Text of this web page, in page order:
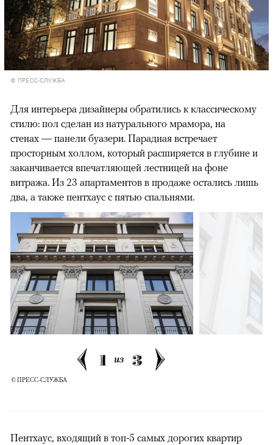
© ПРЕСС-СЛУЖБА
00:00 / 00:00
Для интерьера дизайнеры обратились к классическому
стилю: пол сделан из натурального мрамора, на
стенах — панели буазери. Парадная встречает
просторным холлом, который расширяется в глубине и
заканчивается впечатляющей лестницей на фоне
витража. Из 23 апартаментов в продаже остались лишь
два, а также пентхаус с пятью спальнями.
1 из 3
© ПРЕСС-СЛУЖБА
Пентхаус, входящий в топ-5 самых дорогих квартир